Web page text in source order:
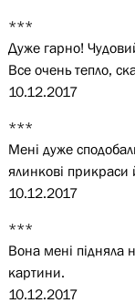
***
Дуже гарно!
Все очень тепло,
10.12.2017
***
Мені дуже
ялинкові прикраси
10.12.2017
***
Вона мені підняла
картини.
10.12.2017